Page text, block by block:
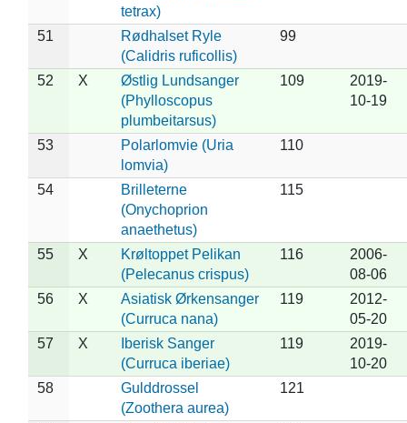
tetrax)
51
Rødhalset Ryle
(Calidris ruficollis)
99
52 X
Østlig Lundsanger
(Phylloscopus
plumbeitarsus)
109
2019-
10-19
53
Polarlomvie (Uria
lomvia)
110
54
Brilleterne
(Onychoprion
anaethetus)
115
55 X
Krøltoppet Pelikan
(Pelecanus crispus)
116
2006-
08-06
56
X
Asiatisk Ørkensanger
(Curruca nana)
119
2012-
05-20
57
X
Iberisk Sanger
(Curruca iberiae)
119
2019-
10-20
58
Gulddrossel
(Zoothera aurea)
121